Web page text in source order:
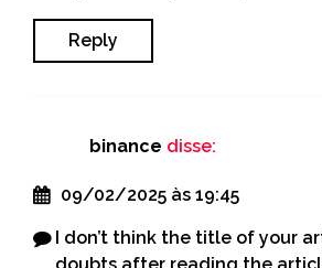
Reply
binance disse:
09/02/2025 às 19:45
I don’t think the title of your